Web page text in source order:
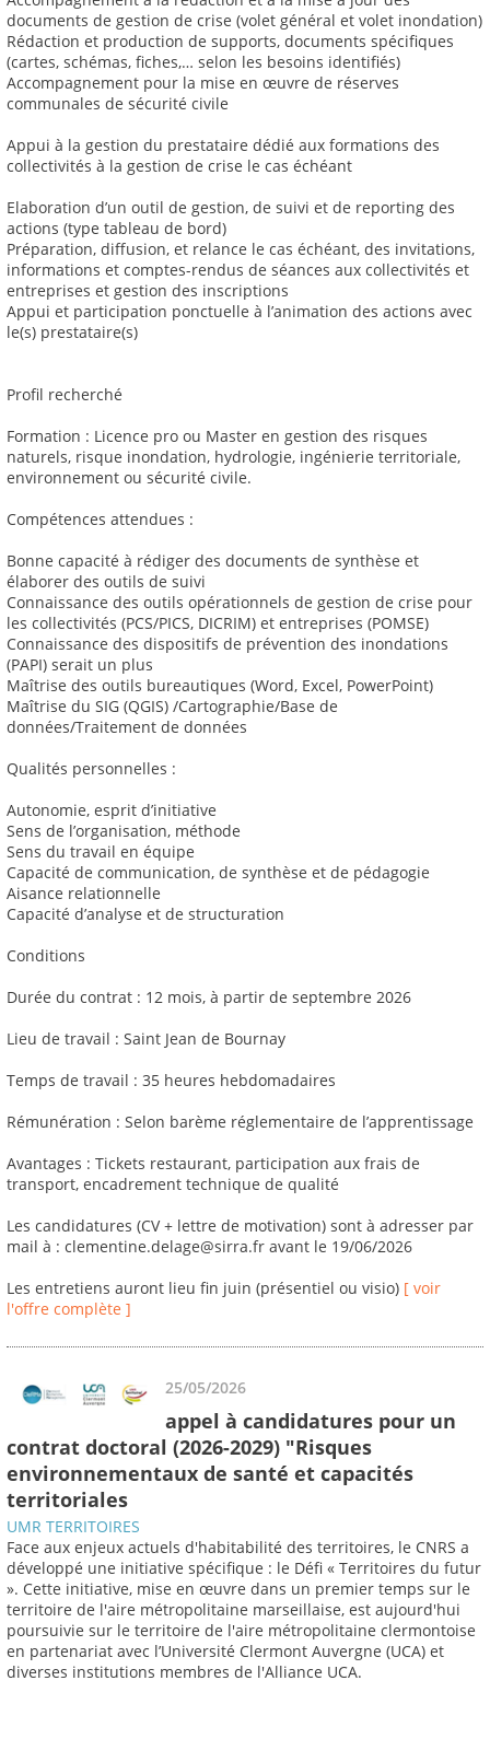
documents de gestion de crise (volet général et volet inondation)
Rédaction et production de supports, documents spécifiques
(cartes, schémas, fiches,… selon les besoins identifiés)
Accompagnement pour la mise en œuvre de réserves
communales de sécurité civile
Appui à la gestion du prestataire dédié aux formations des
collectivités à la gestion de crise le cas échéant
Elaboration d’un outil de gestion, de suivi et de reporting des
actions (type tableau de bord)
Préparation, diffusion, et relance le cas échéant, des invitations,
informations et comptes-rendus de séances aux collectivités et
entreprises et gestion des inscriptions
Appui et participation ponctuelle à l’animation des actions avec
le(s) prestataire(s)
Profil recherché
Formation : Licence pro ou Master en gestion des risques
naturels, risque inondation, hydrologie, ingénierie territoriale,
environnement ou sécurité civile.
Compétences attendues :
Bonne capacité à rédiger des documents de synthèse et
élaborer des outils de suivi
Connaissance des outils opérationnels de gestion de crise pour
les collectivités (PCS/PICS, DICRIM) et entreprises (POMSE)
Connaissance des dispositifs de prévention des inondations
(PAPI) serait un plus
Maîtrise des outils bureautiques (Word, Excel, PowerPoint)
Maîtrise du SIG (QGIS) /Cartographie/Base de
données/Traitement de données
Qualités personnelles :
Autonomie, esprit d’initiative
Sens de l’organisation, méthode
Sens du travail en équipe
Capacité de communication, de synthèse et de pédagogie
Aisance relationnelle
Capacité d’analyse et de structuration
Conditions
Durée du contrat : 12 mois, à partir de septembre 2026
Lieu de travail : Saint Jean de Bournay
Temps de travail : 35 heures hebdomadaires
Rémunération : Selon barème réglementaire de l’apprentissage
Avantages : Tickets restaurant, participation aux frais de
transport, encadrement technique de qualité
Les candidatures (CV + lettre de motivation) sont à adresser par
mail à : clementine.delage@sirra.fr avant le 19/06/2026
Les entretiens auront lieu fin juin (présentiel ou visio) [ voir
l'offre complète ]
25/05/2026
appel à candidatures pour un
contrat doctoral (2026-2029) "Risques
environnementaux de santé et capacités
territoriales
UMR TERRITOIRES
Face aux enjeux actuels d'habitabilité des territoires, le CNRS a
développé une initiative spécifique : le Défi « Territoires du futur
». Cette initiative, mise en œuvre dans un premier temps sur le
territoire de l'aire métropolitaine marseillaise, est aujourd'hui
poursuivie sur le territoire de l'aire métropolitaine clermontoise
en partenariat avec l’Université Clermont Auvergne (UCA) et
diverses institutions membres de l'Alliance UCA.